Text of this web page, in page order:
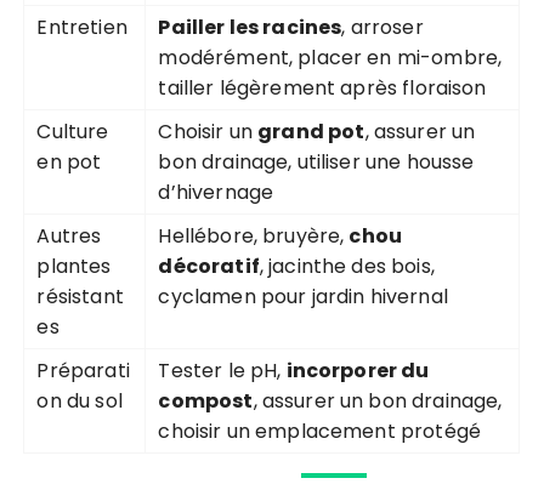
Entretien Pailler les racines, arroser
modérément, placer en mi-ombre,
tailler légèrement après floraison
Culture
en pot
Choisir un grand pot, assurer un
bon drainage, utiliser une housse
d’hivernage
Autres
plantes
résistant
es
Hellébore, bruyère, chou
décoratif, jacinthe des bois,
cyclamen pour jardin hivernal
Préparati
on du sol
Tester le pH, incorporer du
compost, assurer un bon drainage,
choisir un emplacement protégé